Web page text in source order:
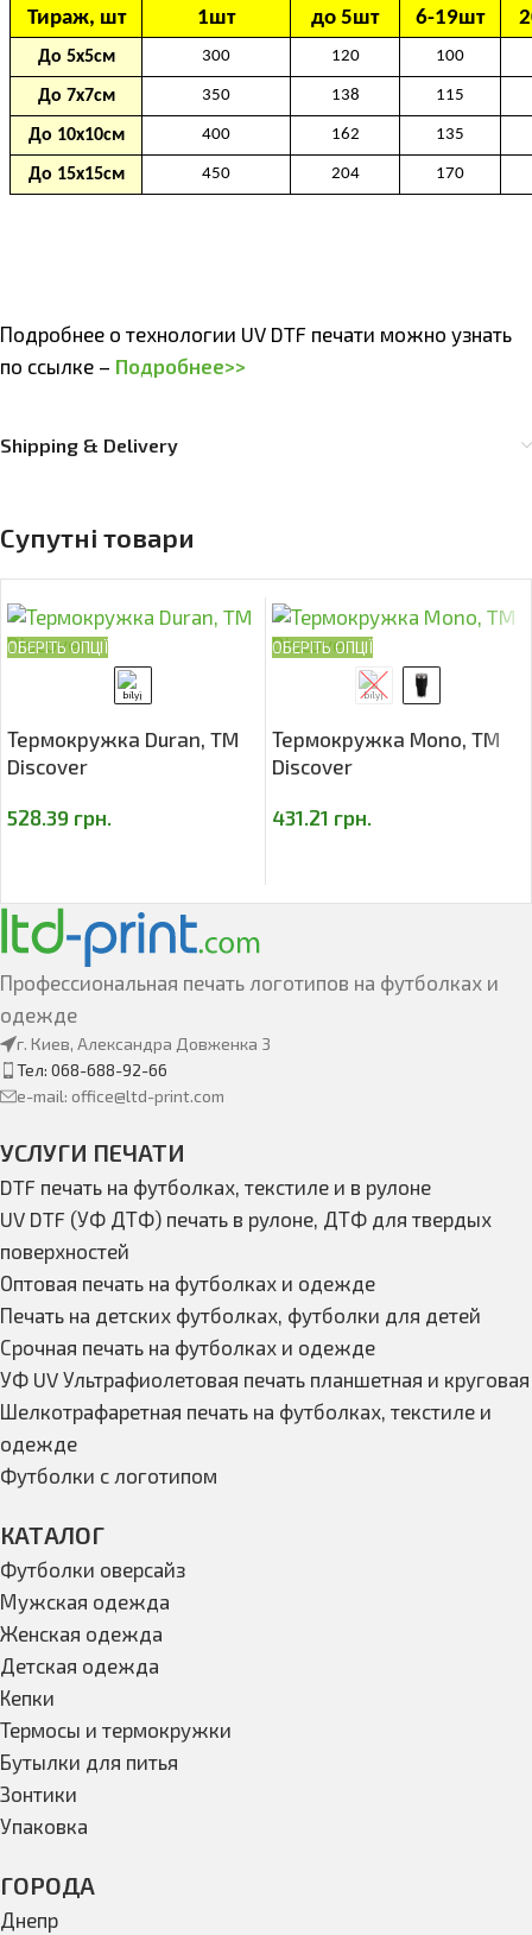
Подробнее о технологии UV DTF печати можно узнать
по ссылке – Подробнее>>
Shipping & Delivery
Супутні товари
ОБЕРІТЬ ОПЦІЇ
Термокружка Duran, TM
Discover
528.39 грн.
ОБЕРІТЬ ОПЦІЇ
Термокружка Mono, TM
Discover
431.21 грн.
Профессиональная печать логотипов на футболках и
одежде
г. Киев, Александра Довженка 3
Тел: 068-688-92-66
e-mail: office@ltd-print.com
УСЛУГИ ПЕЧАТИ
DTF печать на футболках, текстиле и в рулоне
UV DTF (УФ ДТФ) печать в рулоне, ДТФ для твердых
поверхностей
Оптовая печать на футболках и одежде
Печать на детских футболках, футболки для детей
Срочная печать на футболках и одежде
УФ UV Ультрафиолетовая печать планшетная и круговая
Шелкотрафаретная печать на футболках, текстиле и
одежде
Футболки с логотипом
КАТАЛОГ
Футболки оверсайз
Мужская одежда
Женская одежда
Детская одежда
Кепки
Термосы и термокружки
Бутылки для питья
Зонтики
Упаковка
ГОРОДА
Днепр